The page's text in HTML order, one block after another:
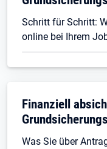
Schritt für Schritt:
online bei Ihrem
Finanziell
Was Sie über